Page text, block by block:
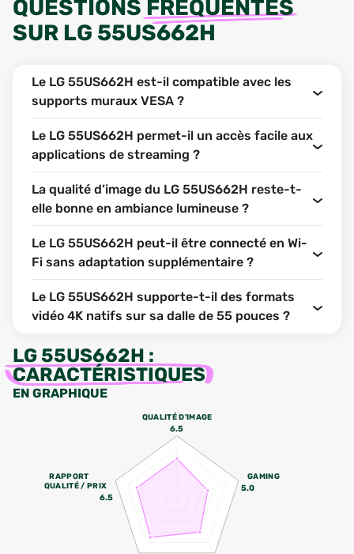
QUESTIONS FRÉQUENTES
SUR LG 55US662H
Le LG 55US662H est-il compatible avec les
supports muraux VESA ?
Le LG 55US662H permet-il un accès facile aux
applications de streaming ?
La qualité d’image du LG 55US662H reste-t-
elle bonne en ambiance lumineuse ?
Le LG 55US662H peut-il être connecté en Wi-
Fi sans adaptation supplémentaire ?
Le LG 55US662H supporte-t-il des formats
vidéo 4K natifs sur sa dalle de 55 pouces ?
LG 55US662H :
CARACTÉRISTIQUES
EN GRAPHIQUE
QUALITÉ D'IMAGE
6.5
GAMING
5.0
RAPPORT
QUALITÉ / PRIX
6.5